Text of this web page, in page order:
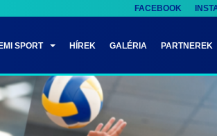
FACEBOOK
SPORT HÍREK GALÉRIA PARTNEREK